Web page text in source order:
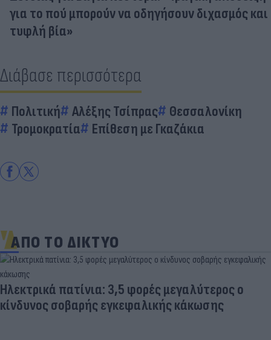
για το πού μπορούν να οδηγήσουν διχασμός και
τυφλή βία»
Διάβασε περισσότερα
Πολιτική Αλέξης Τσίπρας
Θεσσαλονίκη
Τρομοκρατία
Επίθεση με Γκαζάκια
ΑΠΟ ΤΟ ΔΙΚΤΥΟ
Και οι μαϊμούδες έχουν κατοικίδια! Οι
επιστήμονες ρίχνουν φως στις "φιλίες" μεταξύ